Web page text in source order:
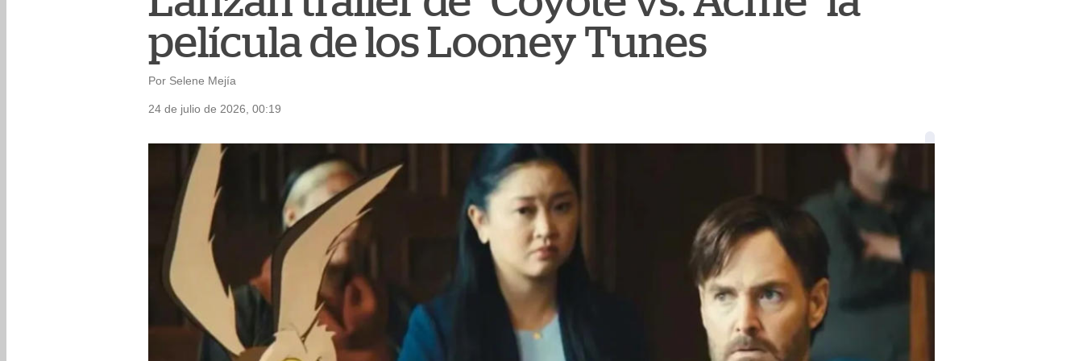
película de los Looney Tunes
Por Selene Mejía
24 de julio de 2026, 00:19